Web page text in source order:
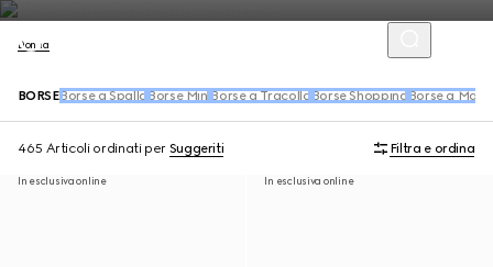
Donna
BORSE Borse a Spalla Borse Mini Borse a Tracolla Borse Shopping Borse a Mano
465 Articoli ordinati per Suggeriti Filtra e ordina
In esclusiva online In esclusiva online